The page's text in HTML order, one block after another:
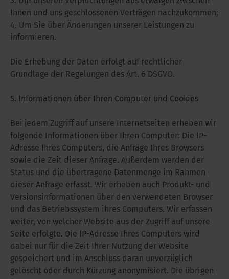
Ihnen und uns geschlossenen Verträgen nachzukommen;
4. Um Sie über Änderungen unserer Leistungen zu
informieren.
Die Erhebung der Daten erfolgt auf rechtlicher
Grundlage der Regelungen des Art. 6 DSGVO.
5. Informationen über Ihren Computer und Cookies
Bei jedem Zugriff auf unsere Internetseiten erheben wir
folgende Informationen über Ihren Computer: Die IP-
Adresse Ihres Computers, die Anfrage Ihres Browsers
sowie die Zeit dieser Anfrage. Außerdem werden der
Status und die übertragene Datenmenge im Rahmen
dieser Anfrage erfasst. Wir erheben auch Produkt- und
Versionsinformationen über den verwendeten Browser
und das Betriebssystem ihres Computers. Wir erfassen
weiter, von welcher Website aus der Zugriff auf unsere
Seite erfolgte. Die IP-Adresse Ihres Computers wird
dabei nur für die Zeit Ihrer Nutzung der Website
gespeichert und im Anschluss daran unverzüglich
gelöscht oder durch Kürzung anonymisiert. Die übrigen